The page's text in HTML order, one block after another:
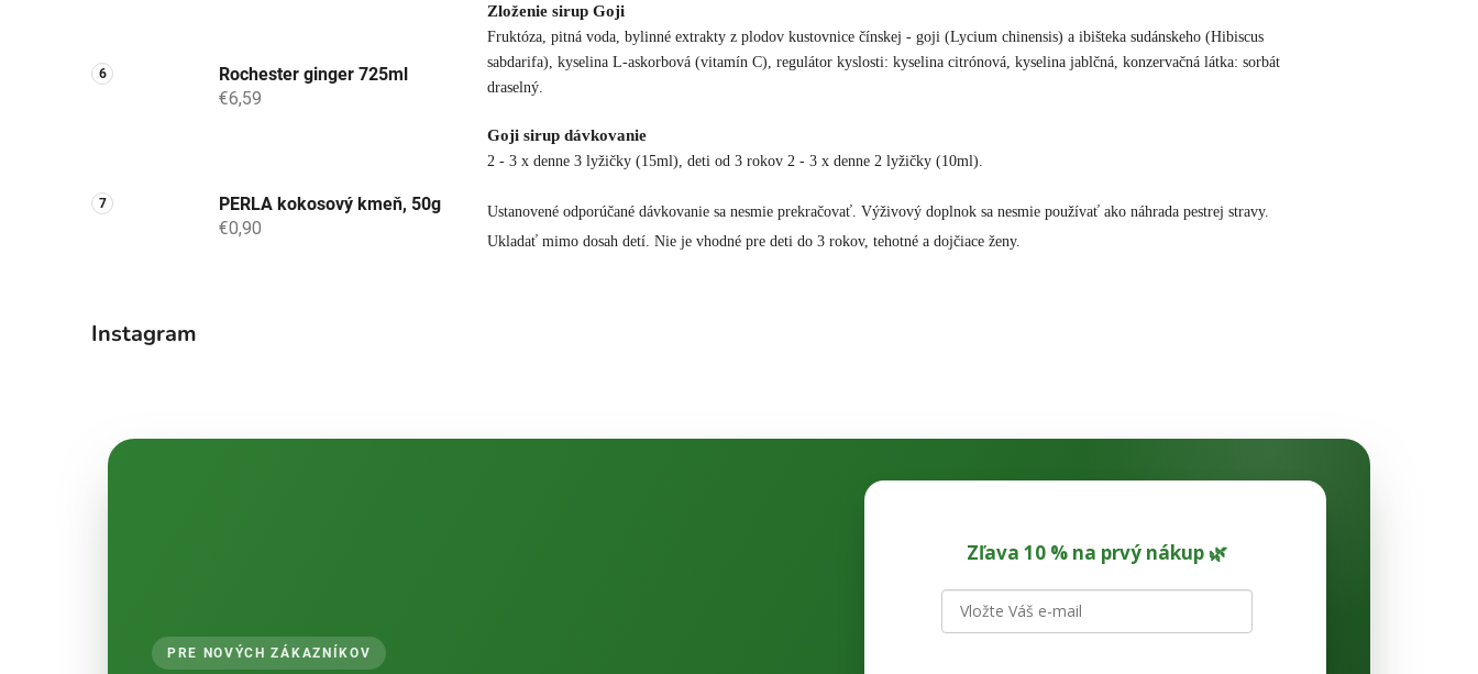
Rochester ginger 725ml
€6,59
PERLA kokosový kmeň, 50g
€0,90
Instagram
Zloženie sirup Goji
Fruktóza, pitná voda, bylinné extrakty z plodov kustovnice čínskej - goji (Lycium chinensis) a ibišteka sudánskeho (Hibiscus
sabdarifa), kyselina L-askorbová (vitamín C), regulátor kyslosti: kyselina citrónová, kyselina jablčná, konzervačná látka: sorbát
draselný.
Goji sirup dávkovanie
2 - 3 x denne 3 lyžičky (15ml), deti od 3 rokov 2 - 3 x denne 2 lyžičky (10ml).
Ustanovené odporúčané dávkovanie sa nesmie prekračovať. Výživový doplnok sa nesmie používať ako náhrada pestrej stravy.
Ukladať mimo dosah detí. Nie je vhodné pre deti do 3 rokov, tehotné a dojčiace ženy.
PRE NOVÝCH ZÁKAZNÍKOV
Zľava 10 % na prvý nákup 🌿